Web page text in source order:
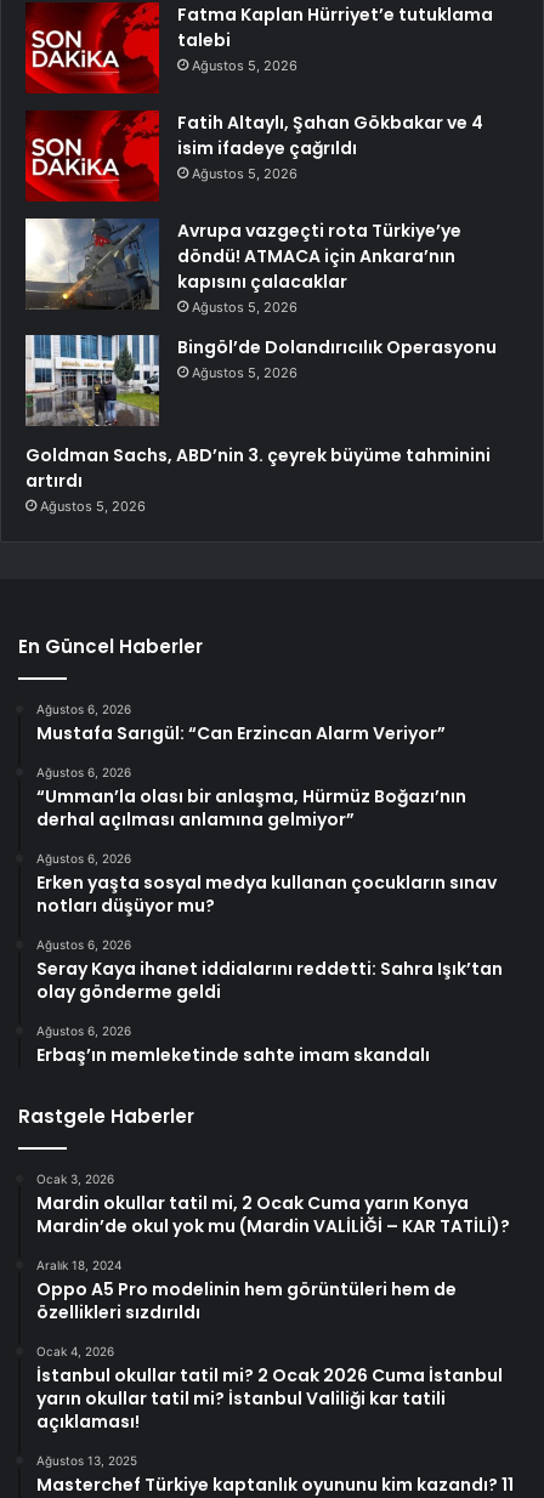
Fatma Kaplan Hürriyet’e tutuklama
talebi
Ağustos 5, 2026
Fatih Altaylı, Şahan Gökbakar ve 4
isim ifadeye çağrıldı
Ağustos 5, 2026
Avrupa vazgeçti rota Türkiye’ye
döndü! ATMACA için Ankara’nın
kapısını çalacaklar
Ağustos 5, 2026
Bingöl’de Dolandırıcılık Operasyonu
Ağustos 5, 2026
Goldman Sachs, ABD’nin 3. çeyrek büyüme tahminini
artırdı
Ağustos 5, 2026
En Güncel Haberler
Ağustos 6, 2026
Mustafa Sarıgül: “Can Erzincan Alarm Veriyor”
Ağustos 6, 2026
“Umman’la olası bir anlaşma, Hürmüz Boğazı’nın
derhal açılması anlamına gelmiyor”
Ağustos 6, 2026
Erken yaşta sosyal medya kullanan çocukların sınav
notları düşüyor mu?
Ağustos 6, 2026
Seray Kaya ihanet iddialarını reddetti: Sahra Işık’tan
olay gönderme geldi
Ağustos 6, 2026
Erbaş’ın memleketinde sahte imam skandalı
Rastgele Haberler
Ocak 3, 2026
Mardin okullar tatil mi, 2 Ocak Cuma yarın Konya
Mardin’de okul yok mu (Mardin VALİLİĞİ – KAR TATİLİ)?
Aralık 18, 2024
Oppo A5 Pro modelinin hem görüntüleri hem de
özellikleri sızdırıldı
Ocak 4, 2026
İstanbul okullar tatil mi? 2 Ocak 2026 Cuma İstanbul
yarın okullar tatil mi? İstanbul Valiliği kar tatili
açıklaması!
Ağustos 13, 2025
Masterchef Türkiye kaptanlık oyununu kim kazandı? 11